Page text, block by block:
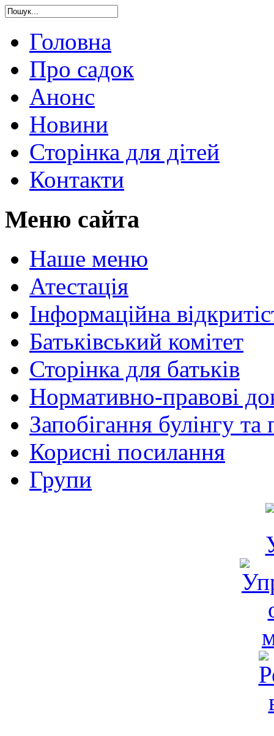
Головна
Про садок
Анонс
Новини
Сторінка для дітей
Контакти
Меню сайта
Наше меню
Атестація
Інформаційна
Батьківський комітет
Сторінка для батьків
Нормативно-правові
Запобігання булінгу та
Корисні посилання
Групи